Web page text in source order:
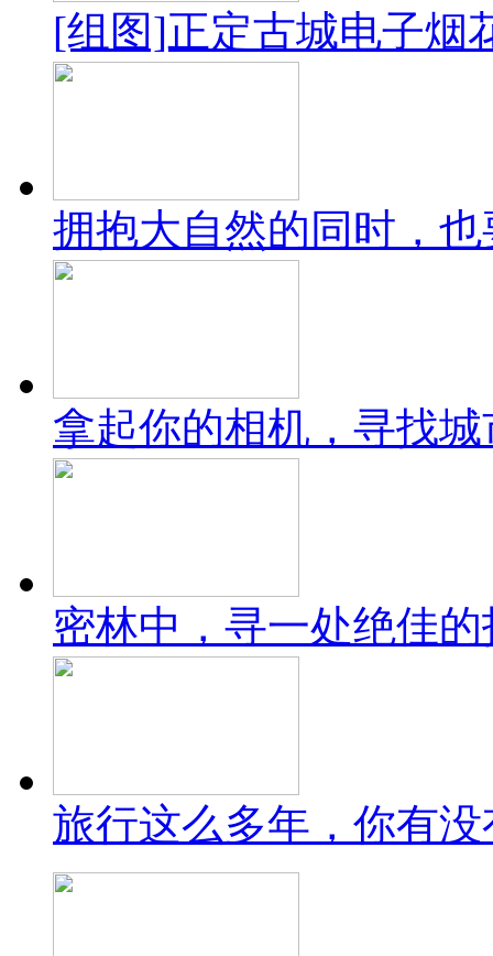
[组图]正定古城电子烟
拥抱大自然的同时，
拿起你的相机，寻找
密林中，寻一处绝佳
旅行这么多年，你有